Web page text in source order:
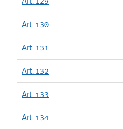
Art. 130
Art. 131
Art. 132
Art. 133
Art. 134